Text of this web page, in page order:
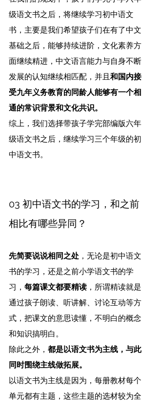
级语文书之后，将继续学习初中语文
书，主要是我们希望孩子们在有了中文
基础之后，能够持续进阶，文化素养方
面继续精进，中文语言能力与自身不断
发展的认知继续相匹配，并且和国内接
受九年义务教育的同龄人能够有一个相
通的常识背景和文化共识。
综上，我们选择带孩子学完部编版六年
级语文书之后，继续学习三个年级的初
中语文书。
03 初中语文书的学习，和之前
相比有哪些异同？
先简要说说相同之处 ，无论是初中语文
书的学习，还是之前小学语文书的学
习， 每篇课文都要精读 ，所谓精读就是
通过孩子朗读、听讲解、讨论互动等方
式，把课文的意思读懂，不明白的概念
和知识搞明白。
除此之外， 都是以语文书为主线，与此
同时围绕主线做拓展。
以语文书为主线是因为，每册教材每个
单元都有主题，这些主题的选材较为全